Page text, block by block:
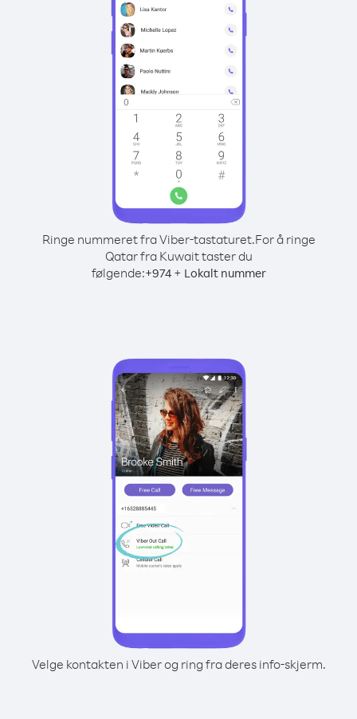
Ringe nummeret fra Viber-tastaturet.For å ringe
Qatar fra Kuwait taster du
følgende:+974+ Lokalt nummer
Velge kontakten i Viber og ring fra deres info-skjerm.